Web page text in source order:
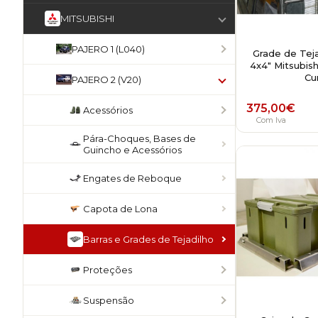
MITSUBISHI
PAJERO 1 (L040)
PAJERO 2 (V20)
Acessórios
Pára-Choques, Bases de
Guincho e Acessórios
Engates de Reboque
Capota de Lona
Barras e Grades de Tejadilho
Proteções
Suspensão
Grade de
4x4"
375,00€
Com Iva